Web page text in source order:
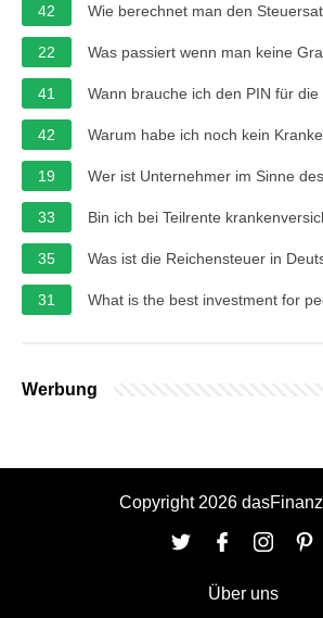
42 Wie berechnet man den
22 Was passiert wenn man keine
41 Wann brauche ich den PIN für
42 Warum habe ich noch kein
19 Wer ist Unternehmer im Sinne
33 Bin ich bei Teilrente
35 Was ist die Reichensteuer in
31 What is the best investment for
Werbung
Copyright 2026
Über uns